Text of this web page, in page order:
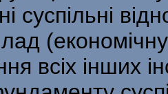
суспільні
всіх інших